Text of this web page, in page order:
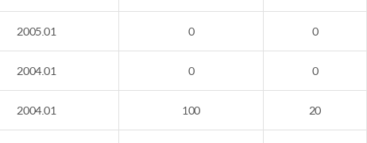
2005.01 0 0
2004.01 0 0
2004.01 100 20